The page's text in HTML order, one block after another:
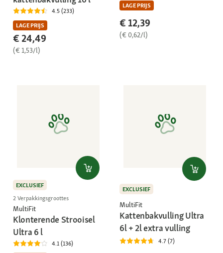
4.5 (233)
LAGE PRIJS
€ 24,49
(€ 1,53/l)
LAGE PRIJS
€ 12,39
(€ 0,62/l)
EXCLUSIEF
2 Verpakkingsgroottes
MultiFit
Klonterende Strooisel
Ultra 6 l
4.1 (136)
EXCLUSIEF
MultiFit
Kattenbakvulling Ultra
6l + 2l extra vulling
4.7 (7)